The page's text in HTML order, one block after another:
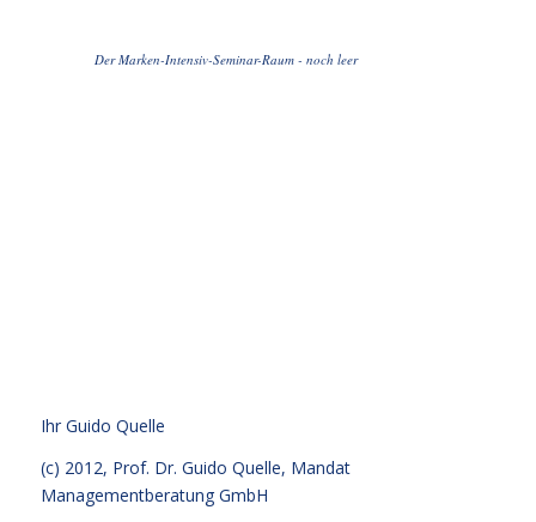
Der Marken-Intensiv-Seminar-Raum - noch leer
Ihr Guido Quelle
(c) 2012, Prof. Dr. Guido Quelle, Mandat
Managementberatung GmbH